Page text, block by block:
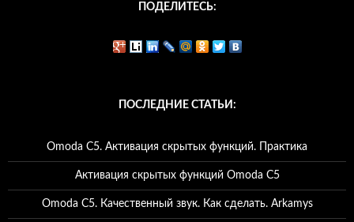
ПОДЕЛИТЕСЬ:
ПОСЛЕДНИЕ СТАТЬИ:
Omoda C5. Активация скрытых функций. Практика
Активация скрытых функций Omoda C5
Omoda C5. Качественный звук. Как сделать. Arkamys